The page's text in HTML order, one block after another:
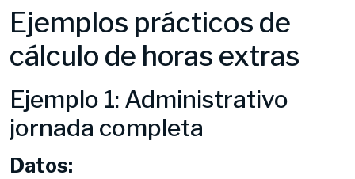
Ejemplos prácticos de
cálculo de horas extras
Ejemplo 1: Administrativo
jornada completa
Datos: